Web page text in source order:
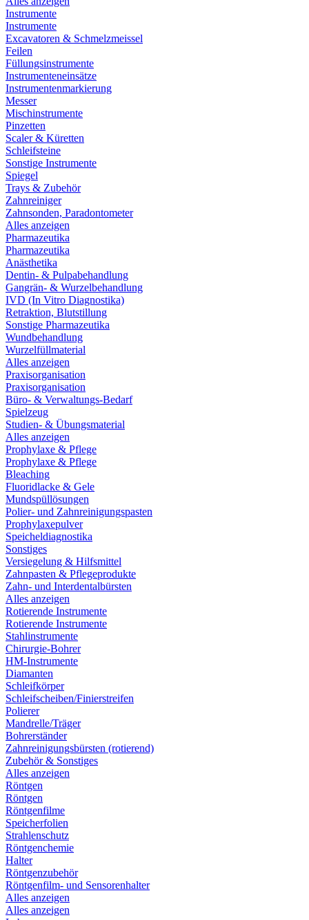
Instrumente
Instrumente
Excavatoren & Schmelzmeissel
Feilen
Füllungsinstrumente
Instrumenteneinsätze
Instrumentenmarkierung
Messer
Mischinstrumente
Pinzetten
Scaler & Küretten
Schleifsteine
Sonstige Instrumente
Spiegel
Trays & Zubehör
Zahnreiniger
Zahnsonden, Paradontometer
Alles anzeigen
Pharmazeutika
Pharmazeutika
Anästhetika
Dentin- & Pulpabehandlung
Gangrän- & Wurzelbehandlung
IVD (In Vitro Diagnostika)
Retraktion, Blutstillung
Sonstige Pharmazeutika
Wundbehandlung
Wurzelfüllmaterial
Alles anzeigen
Praxisorganisation
Praxisorganisation
Büro- & Verwaltungs-Bedarf
Spielzeug
Studien- & Übungsmaterial
Alles anzeigen
Prophylaxe & Pflege
Prophylaxe & Pflege
Bleaching
Fluoridlacke & Gele
Mundspüllösungen
Polier- und Zahnreinigungspasten
Prophylaxepulver
Speicheldiagnostika
Sonstiges
Versiegelung & Hilfsmittel
Zahnpasten & Pflegeprodukte
Zahn- und Interdentalbürsten
Alles anzeigen
Rotierende Instrumente
Rotierende Instrumente
Stahlinstrumente
Chirurgie-Bohrer
HM-Instrumente
Diamanten
Schleifkörper
Schleifscheiben/Finierstreifen
Polierer
Mandrelle/Träger
Bohrerständer
Zahnreinigungsbürsten (rotierend)
Zubehör & Sonstiges
Alles anzeigen
Röntgen
Röntgen
Röntgenfilme
Speicherfolien
Strahlenschutz
Röntgenchemie
Halter
Röntgenzubehör
Röntgenfilm- und Sensorenhalter
Alles anzeigen
Alles anzeigen